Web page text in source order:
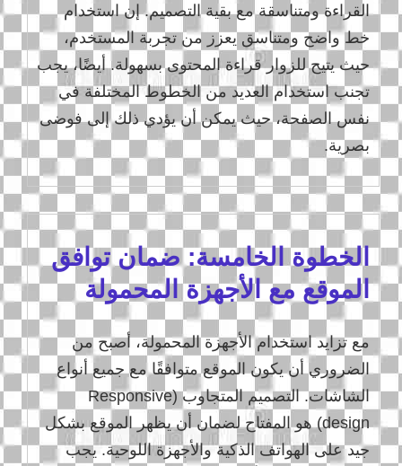
القراءة ومتناسقة مع بقية التصميم. إن استخدام
خط واضح ومتناسق يعزز من تجربة المستخدم،
حيث يتيح للزوار قراءة المحتوى بسهولة. أيضًا، يجب
تجنب استخدام العديد من الخطوط المختلفة في
نفس الصفحة، حيث يمكن أن يؤدي ذلك إلى فوضى
بصرية.
الخطوة الخامسة: ضمان توافق
الموقع مع الأجهزة المحمولة
مع تزايد استخدام الأجهزة المحمولة، أصبح من
الضروري أن يكون الموقع متوافقًا مع جميع أنواع
الشاشات. التصميم المتجاوب (Responsive
design) هو المفتاح لضمان أن يظهر الموقع بشكل
جيد على الهواتف الذكية والأجهزة اللوحية. يجب